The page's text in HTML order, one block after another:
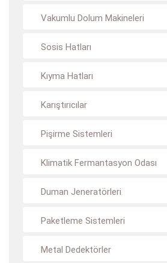
Vakumlu Dolum Makineleri
Sosis Hatları
Kıyma Hatları
Karıştırıcılar
Pişirme Sistemleri
Klimatik Fermantasyon Odası
Duman Jeneratörleri
Paketleme Sistemleri
Metal Dedektörler